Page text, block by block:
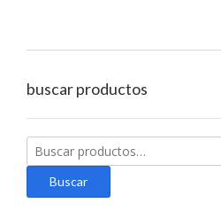
buscar productos
Buscar
por:
Buscar